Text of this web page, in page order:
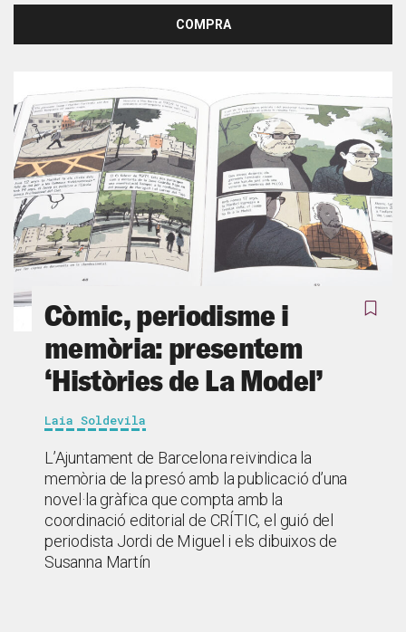
COMPRA
Còmic, periodisme i
memòria: presentem
‘Històries de La Model’
Laia Soldevila
L’Ajuntament de Barcelona reivindica la
memòria de la presó amb la publicació d’una
novel·la gràfica que compta amb la
coordinació editorial de CRÍTIC, el guió del
periodista Jordi de Miguel i els dibuixos de
Susanna Martín